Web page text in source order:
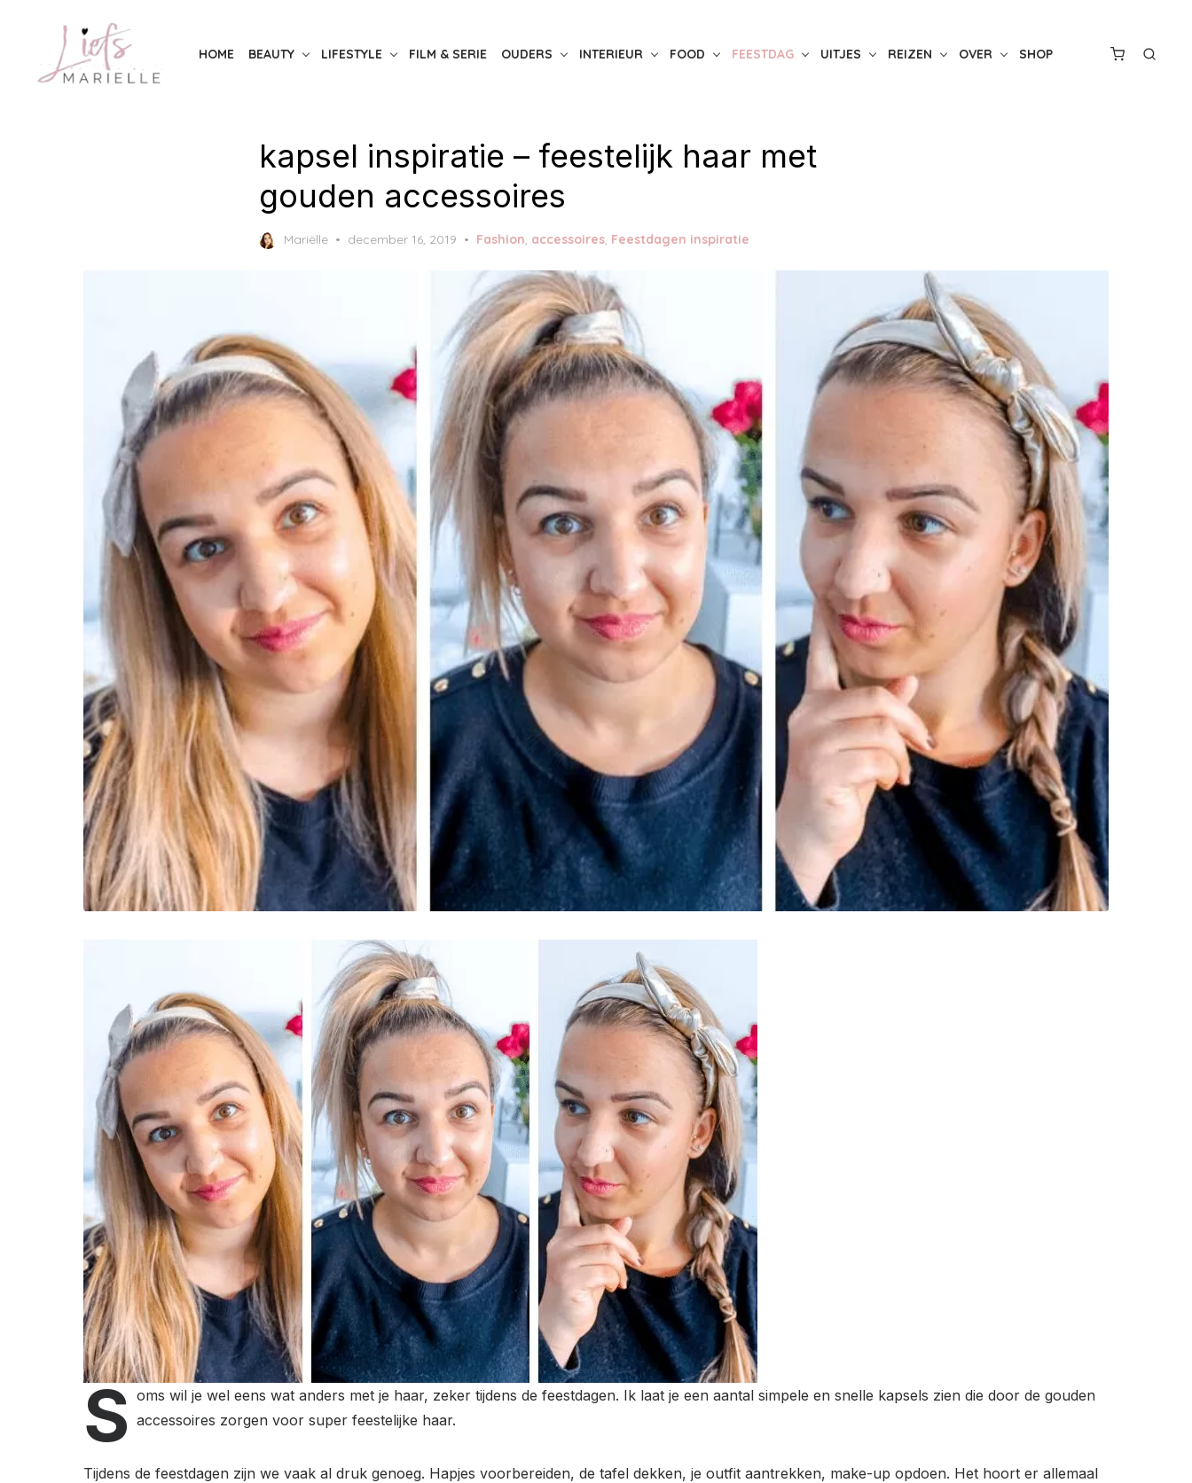
content
HOME BEAUTY LIFESTYLE FILM & SERIE OUDERS INTERIEUR FOOD FEESTDAG UITJES REIZEN OVER SHOP
kapsel inspiratie – feestelijk haar met
gouden accessoires
Mariëlle
Posted
december 16, 2019 Fashion accessoires Feestdagen inspiratie
S oms wil je wel eens wat anders met je haar, zeker tijdens de feestdagen. Ik laat je een aantal simpele en snelle kapsels zien die door de gouden
accessoires zorgen voor super feestelijke haar.
Tijdens de feestdagen zijn we vaak al druk genoeg. Hapjes voorbereiden, de tafel dekken, je outfit aantrekken, make-up opdoen. Het hoort er allemaal